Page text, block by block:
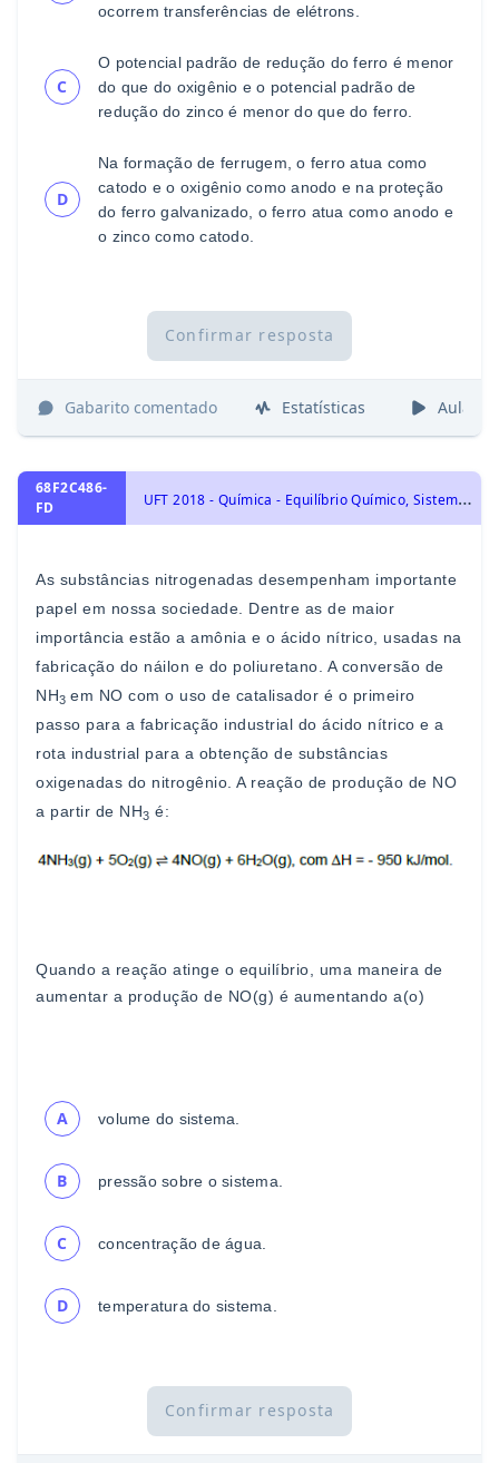
ocorrem transferências de elétrons.
C
O potencial padrão de redução do ferro é menor
do que do oxigênio e o potencial padrão de
redução do zinco é menor do que do ferro.
D
Na formação de ferrugem, o ferro atua como
catodo e o oxigênio como anodo e na proteção
do ferro galvanizado, o ferro atua como anodo e
o zinco como catodo.
Confirmar resposta
Gabarito comentado Estatísticas Aulas
68F2C486-
FD
U
FT 2018 - Química - Equilíbrio Químico, Sistemas Homogêneos: Constantes: Kc e Kp. Deslocamento do Equilíbrio: Fatores.
As substâncias nitrogenadas desempenham importante
papel em nossa sociedade. Dentre as de maior
importância estão a amônia e o ácido nítrico, usadas na
fabricação do náilon e do poliuretano. A conversão de
NH3 em NO com o uso de catalisador é o primeiro
passo para a fabricação industrial do ácido nítrico e a
rota industrial para a obtenção de substâncias
oxigenadas do nitrogênio. A reação de produção de NO
a partir de NH3 é:
Quando a reação atinge o equilíbrio, uma maneira de
aumentar a produção de NO(g) é aumentando a(o)
A volume do sistema.
B pressão sobre o sistema.
C concentração de água.
D temperatura do sistema.
Confirmar resposta